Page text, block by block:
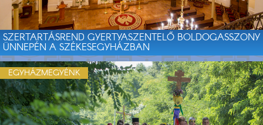
SZERTARTÁSREND GYERTYASZENTELŐ BOLDOGASSZONY
ÜNNEPÉN A SZÉKESEGYHÁZBAN
EGYHÁZMEGYÉNK